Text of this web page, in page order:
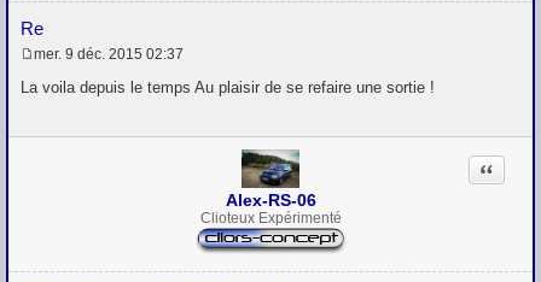
re
e
a
mer. 9 déc. 2015 02:37
La voila depuis le temps Au plaisir de se refaire une sortie !
Alex-RS-06
Clioteux Expérimenté
Citation